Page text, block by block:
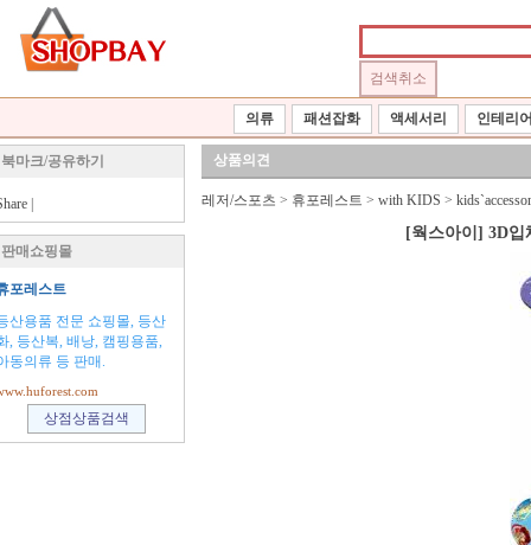
의류 패션잡화 액세서리 인테리
북마크/공유하기
판매쇼핑몰
포레스트
산용품 전문 쇼핑몰, 등산
, 등산복, 배낭, 캠핑용품,
동의류 등 판매.
상품의견
레저/스포츠 > 휴포레스트 > with KIDS >
[웍스아이] 3D입